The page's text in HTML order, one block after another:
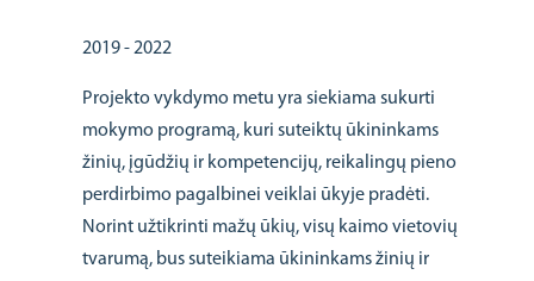
2019 - 2022
Projekto vykdymo metu yra siekiama sukurti
mokymo programą, kuri suteiktų ūkininkams
žinių, įgūdžių ir kompetencijų, reikalingų pieno
perdirbimo pagalbinei veiklai ūkyje pradėti.
Norint užtikrinti mažų ūkių, visų kaimo vietovių
tvarumą, bus suteikiama ūkininkams žinių ir